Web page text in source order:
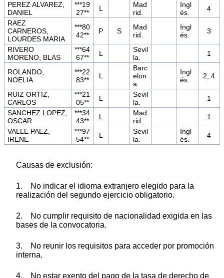
PEREZ ALVAREZ,
DANIEL
***19
27**
L
Mad
rid.
Ingl
és.
4
RAEZ
CARNEROS,
LOURDES MARIA
***80
42**
P S
Mad
rid.
Ingl
és.
3
RIVERO
MORENO, BLAS
***64
67**
L
Sevil
la.
1
ROLANDO,
NOELIA
***22
83**
L
Barc
elon
a.
Ingl
és.
2, 4
RUIZ ORTIZ,
CARLOS
***21
05**
L
Sevil
la.
1
SANCHEZ LOPEZ,
OSCAR
***34
43**
L
Mad
rid.
1
VALLE PAEZ,
IRENE
***97
54**
L
Sevil
la.
Ingl
és.
4
Causas de exclusión:
1. No indicar el idioma extranjero elegido para la
realización del segundo ejercicio obligatorio.
2. No cumplir requisito de nacionalidad exigida en las
bases de la convocatoria.
3. No reunir los requisitos para acceder por promoción
interna.
4. No estar exento del pago de la tasa de derecho de